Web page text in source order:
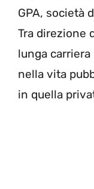
GPA, società
Tra direzione
lunga
nella vita
in quella